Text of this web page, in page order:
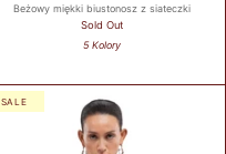
Beżowy miękki biustonosz z siateczki
Sold Out
5 Kolory
SALE